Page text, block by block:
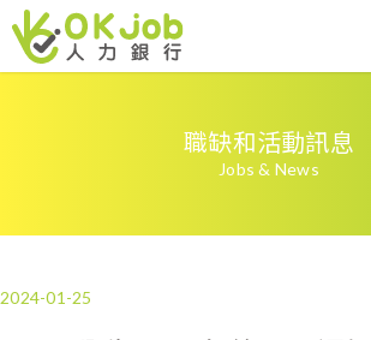
職缺和活動訊息
Jobs & News
2024-01-25